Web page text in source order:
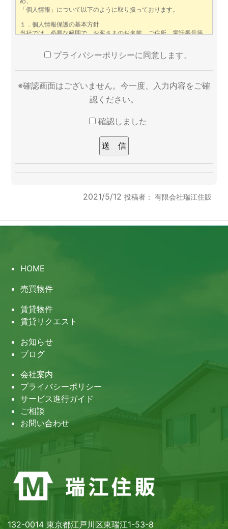
プライバシーポリシーに同意します。
※確認画面はございません。今一度、入力内容をご確
認ください。
確認しました
このフィールドは空のままにしてください。
2021/5/12 投稿者： 有限会社瑞江住販
HOME
売買物件
賃貸物件
賃貸リクエスト
お知らせ
ブログ
会社案内
プライバシーポリシー
サービス進行ガイド
ご相談
お問い合わせ
132-0014 東京都江戸川区東瑞江1-53-8